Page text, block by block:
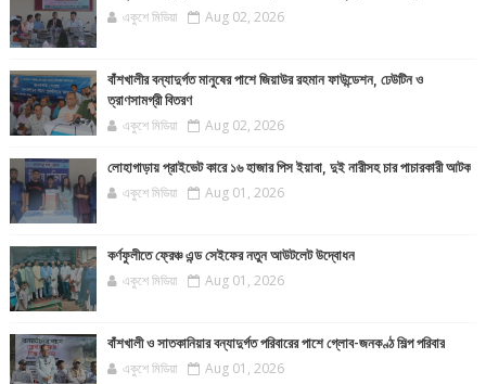
একুশে মিডিয়া Aug 02, 2026
বাঁশখালীর বন্যাদুর্গত মানুষের পাশে জিয়াউর রহমান ফাউন্ডেশন, ঢেউটিন ও
ত্রাণসামগ্রী বিতরণ
একুশে মিডিয়া Aug 02, 2026
লোহাগাড়ায় প্রাইভেট কারে ১৬ হাজার পিস ইয়াবা, দুই নারীসহ চার পাচারকারী আটক
একুশে মিডিয়া Aug 01, 2026
কর্ণফুলীতে ফ্রেঞ্চ এন্ড সেইফের নতুন আউটলেট উদ্বোধন
একুশে মিডিয়া Aug 01, 2026
বাঁশখালী ও সাতকানিয়ার বন্যাদুর্গত পরিবারের পাশে গ্লোব-জনকণ্ঠ শিল্প পরিবার
একুশে মিডিয়া Aug 01, 2026